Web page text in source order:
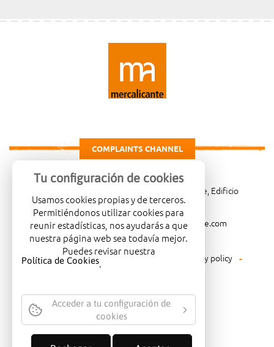
COMPLAINTS CHANNEL
Carretera de Madrid Km. 4, 03007 Alicante, Edificio
Administrativo, planta 3ª
966081001
merca@mercalicante.com
Legal warning Cookies policy
Privacy policy
Environmental policy
COMPANY CERTIFIED WITH THE
Tu configuración de cookies
Usamos cookies propias y de terceros.
Permitiéndonos utilizar cookies para
reunir estadísticas, nos ayudarás a que
nuestra página web sea todavía mejor.
Puedes revisar nuestra
Política de Cookies.
Acceder a tu configuración de
cookies